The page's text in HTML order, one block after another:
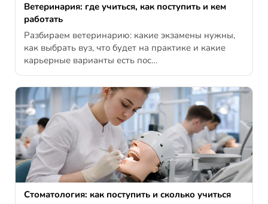
Ветеринария: где учиться, как поступить и кем
работать
Разбираем ветеринарию: какие экзамены нужны,
как выбрать вуз, что будет на практике и какие
карьерные варианты есть пос…
Стоматология: как поступить и сколько учиться